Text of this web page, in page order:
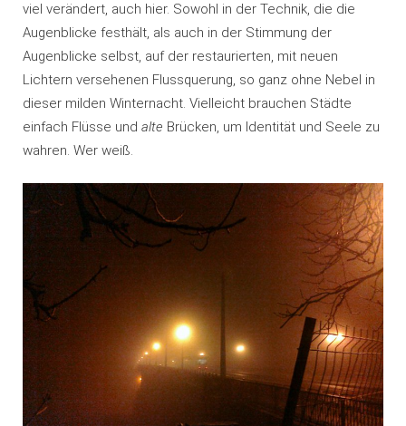
viel verändert, auch hier. Sowohl in der Technik, die die
Augenblicke festhält, als auch in der Stimmung der
Augenblicke selbst, auf der restaurierten, mit neuen
Lichtern versehenen Flussquerung, so ganz ohne Nebel in
dieser milden Winternacht. Vielleicht brauchen Städte
einfach Flüsse und alte Brücken, um Identität und Seele zu
wahren. Wer weiß.